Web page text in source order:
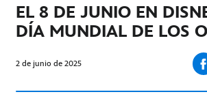
EL 8 DE JUNIO EN
DÍA MUNDIAL DE LOS
2 de junio de 2025